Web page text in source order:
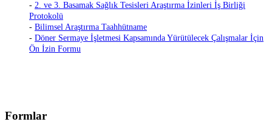
- 2. ve 3. Basamak Sağlık Tesisleri Araştırma İzinleri İş Birliği
Protokolü
- Bilimsel Araştırma Taahhütname
- Döner Sermaye İşletmesi Kapsamında Yürütülecek Çalışmalar İçin
Ön İzin Formu
Formlar